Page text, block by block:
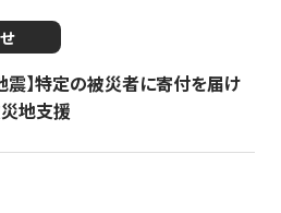
震】特定の被災者に寄付を届け
地支援